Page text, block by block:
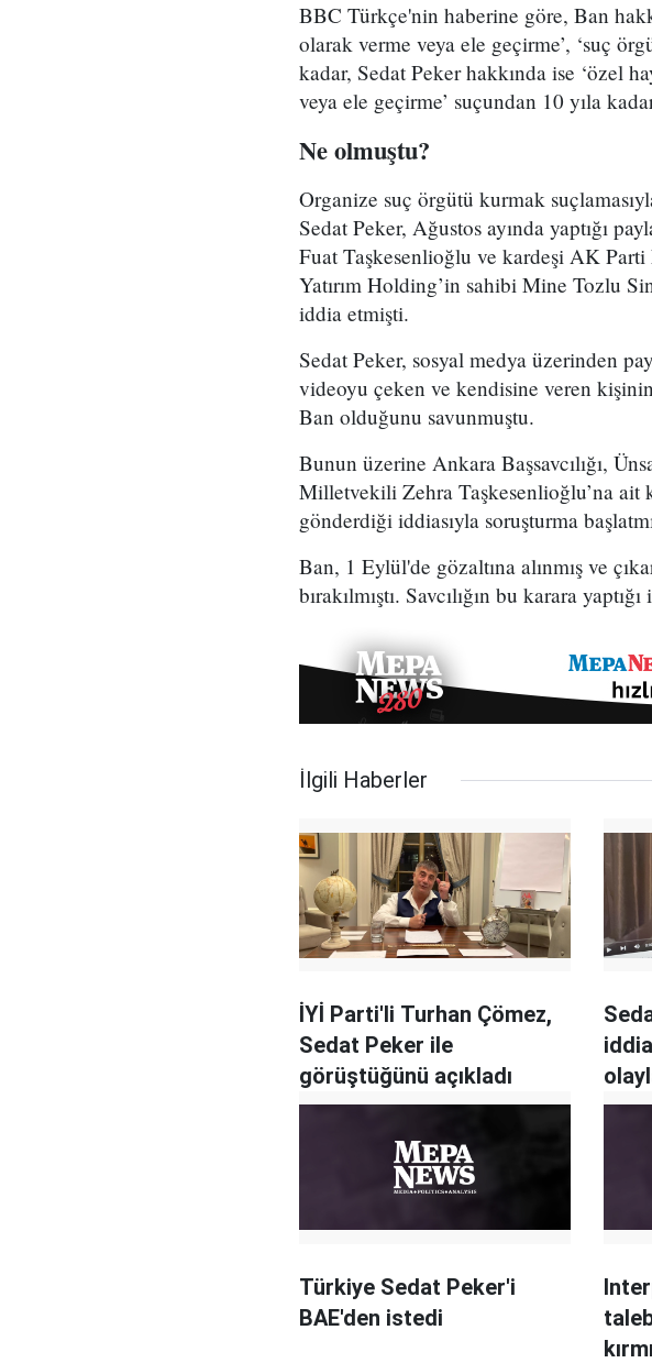
BBC Türkçe'nin haberine göre, Ban
olarak verme veya ele geçirme’, ‘suç
kadar, Sedat Peker hakkında ise ‘özel
veya ele geçirme’ suçundan 10 yıla
Ne olmuştu?
Organize suç örgütü kurmak
Sedat Peker, Ağustos ayında yaptığı
Fuat Taşkesenlioğlu ve kardeşi AK
Yatırım Holding’in sahibi Mine Tozlu
iddia etmişti.
Sedat Peker, sosyal medya üzerinden
videoyu çeken ve kendisine veren
Ban olduğunu savunmuştu.
Bunun üzerine Ankara Başsavcılığı,
Milletvekili Zehra Taşkesenlioğlu’na ait
gönderdiği iddiasıyla soruşturma
Ban, 1 Eylül'de gözaltına alınmış ve
bırakılmıştı. Savcılığın bu karara
İlgili Haberler
İYİ Parti'li Turhan Çömez,
Sedat Peker ile
görüştüğünü açıkladı
Türkiye Sedat Peker'i
BAE'den istedi